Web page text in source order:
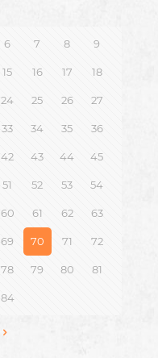
6 7 8 9
15 16 17 18
24 25 26 27
33 34 35 36
42 43 44 45
51 52 53 54
60 61 62 63
69 70 71 72
78 79 80 81
84